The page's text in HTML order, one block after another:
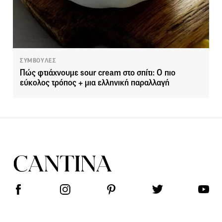
ΣΥΜΒΟΥΛΕΣ
Πώς φτιάχνουμε sour cream στο σπίτι: Ο πιο
εύκολος τρόπος + μια ελληνική παραλλαγή